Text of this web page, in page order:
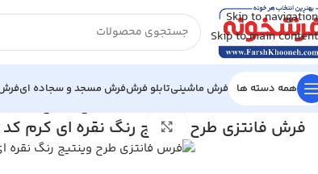
Skip to navigation
Skip to main content
همه دسته ها فرش ماشینیتابلو فرشفرش مسجد و سجاده ای
خانه/فرش مدرن و فانتزی
فرش فانتزی طرح وینتیج رنگ نقره ای کرم کد 41149nk
بزرگنمایی تصویر